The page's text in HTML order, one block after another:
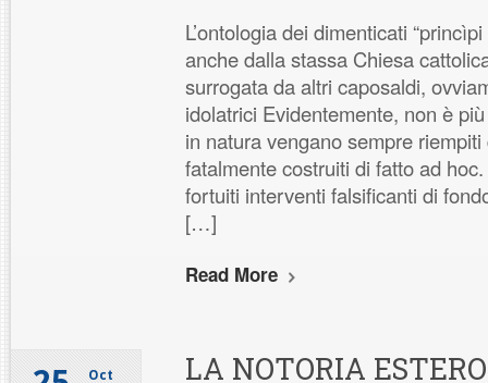
L’ontologia dei dimenticati
anche dalla stassa Chiesa
surrogata da altri caposaldi,
idolatrici Evidentemente, non è
in natura vengano sempre
fatalmente costruiti di fatto ad
fortuiti interventi falsificanti di
[…]
Read More
Oct LA NOTORIA